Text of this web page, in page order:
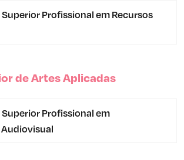
Profissional em Recursos
de Artes Aplicadas
Profissional em